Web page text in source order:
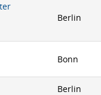
Berlin
Bonn
Berlin